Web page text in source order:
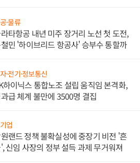
·물류
타항공 내년 미주 장거리 노선 첫 도전,
민 '하이브리드 항공사' 승부수 통할까
·전기·정보통신
하이닉스 통합노조 설립 움직임 본격화,
급 체계 불만에 3500명 결집
업
랜드 정책 불확실성에 중장기 비전 '흔
신임 사장의 정부 설득 과제 무거워져